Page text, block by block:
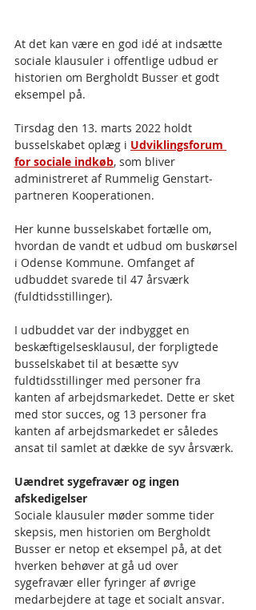
At det kan være en god idé at indsætte
sociale klausuler i offentlige udbud er
historien om Bergholdt Busser et godt
eksempel på.
Tirsdag den 13. marts 2022 holdt
busselskabet oplæg i Udviklingsforum
for sociale indkøb, som bliver
administreret af Rummelig Genstart-
partneren Kooperationen.
Her kunne busselskabet fortælle om,
hvordan de vandt et udbud om buskørsel
i Odense Kommune. Omfanget af
udbuddet svarede til 47 årsværk
(fuldtidsstillinger).
I udbuddet var der indbygget en
beskæftigelsesklausul, der forpligtede
busselskabet til at besætte syv
fuldtidsstillinger med personer fra
kanten af arbejdsmarkedet. Dette er sket
med stor succes, og 13 personer fra
kanten af arbejdsmarkedet er således
ansat til samlet at dække de syv årsværk.
Uændret sygefravær og ingen
afskedigelser
Sociale klausuler møder somme tider
skepsis, men historien om Bergholdt
Busser er netop et eksempel på, at det
hverken behøver at gå ud over
sygefravær eller fyringer af øvrige
medarbejdere at tage et socialt ansvar.